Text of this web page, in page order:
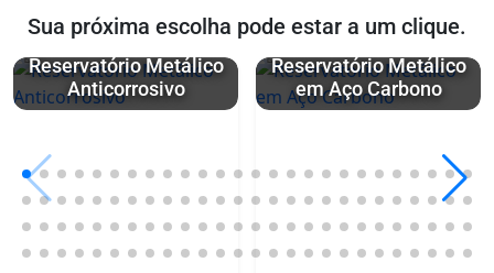
Sua próxima escolha pode estar a um clique.
Reservatório Metálico
Anticorrosivo
Reservatório Metálico
em Aço Carbono